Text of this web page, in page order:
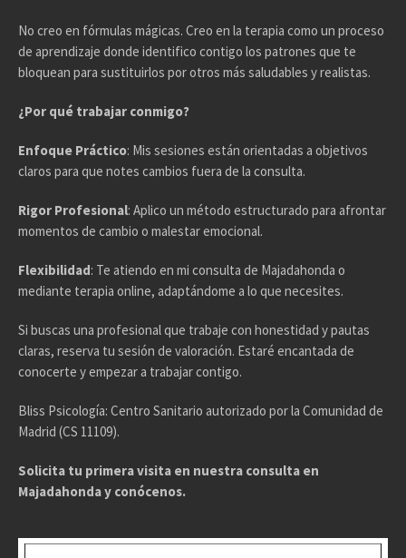
No creo en fórmulas mágicas. Creo en la terapia como un proceso
de aprendizaje donde identifico contigo los patrones que te
bloquean para sustituirlos por otros más saludables y realistas.
¿Por qué trabajar conmigo?
Enfoque Práctico: Mis sesiones están orientadas a objetivos
claros para que notes cambios fuera de la consulta.
Rigor Profesional: Aplico un método estructurado para afrontar
momentos de cambio o malestar emocional.
Flexibilidad: Te atiendo en mi consulta de Majadahonda o
mediante terapia online, adaptándome a lo que necesites.
Si buscas una profesional que trabaje con honestidad y pautas
claras, reserva tu sesión de valoración. Estaré encantada de
conocerte y empezar a trabajar contigo.
Bliss Psicología: Centro Sanitario autorizado por la Comunidad de
Madrid (CS 11109).
Solicita tu primera visita en nuestra consulta en
Majadahonda y conócenos.